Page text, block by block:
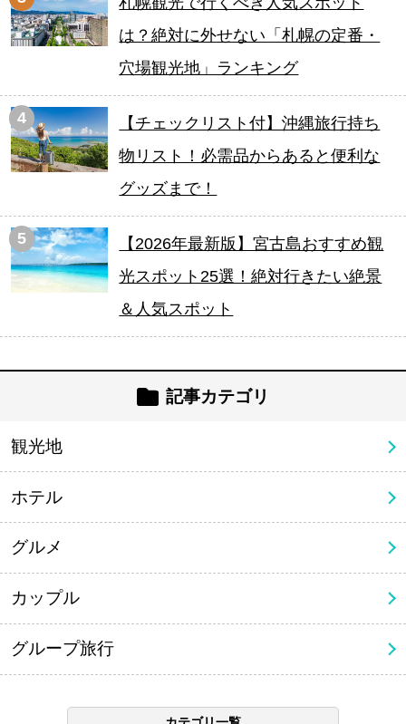
は？絶対に外せない「札幌の定番・
穴場観光地」ランキング
4
【チェックリスト付】沖縄旅行持ち
物リスト！必需品からあると便利な
グッズまで！
5
【2026年最新版】宮古島おすすめ観
光スポット25選！絶対行きたい絶景
＆人気スポット
記事カテゴリ
観光地
ホテル
グルメ
カップル
グループ旅行